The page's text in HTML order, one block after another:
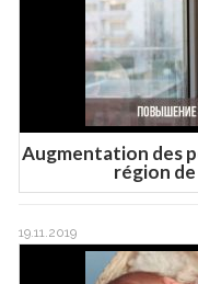
Augmentation des
région
19.11.2019